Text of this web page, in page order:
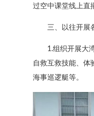
过空中课堂线上直
三、以往开展
1.组织开展大
自救互救技能、体
海事巡逻艇等。